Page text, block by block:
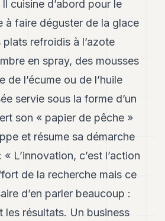
cuisine d’abord pour le
à faire déguster de la glace
refroidis à l’azote
en spray, des mousses
de l’écume ou de l’huile
servie sous la forme d’un
son « papier de pêche »
et résume sa démarche
L’innovation, c’est l’action
de la recherche mais ce
d’en parler beaucoup :
les résultats. Un business